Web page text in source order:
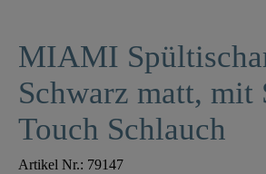
MIAMI
Schwarz matt, mit
Touch Schlauch
Artikel Nr.: 79147